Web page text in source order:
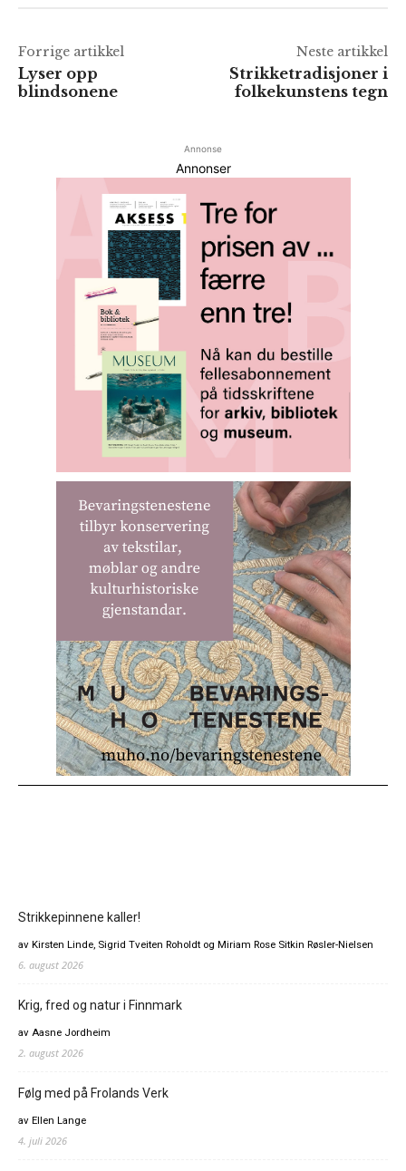
Forrige artikkel
Lyser opp
blindsonene
Neste artikkel
Strikketradisjoner i
folkekunstens tegn
Annonse
Annonser
Strikkepinnene kaller!
av Kirsten Linde, Sigrid Tveiten Roholdt og Miriam Rose Sitkin Røsler-Nielsen
6. august 2026
Krig, fred og natur i Finnmark
av Aasne Jordheim
2. august 2026
Følg med på Frolands Verk
av Ellen Lange
4. juli 2026